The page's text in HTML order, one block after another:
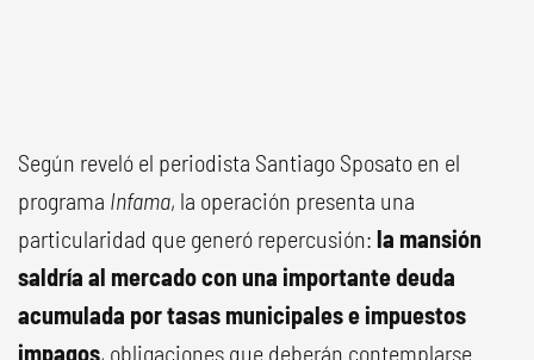
Según reveló el periodista Santiago Sposato en el
programa Infama, la operación presenta una
particularidad que generó repercusión: la mansión
saldría al mercado con una importante deuda
acumulada por tasas municipales e impuestos
impagos, obligaciones que deberán contemplarse